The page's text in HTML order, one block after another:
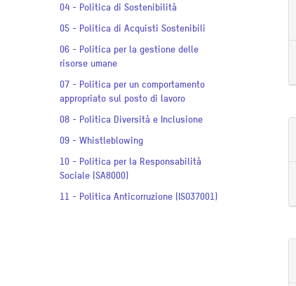
04 - Politica di Sostenibilità
05 - Politica di Acquisti Sostenibili
06 - Politica per la gestione delle
risorse umane
07 - Politica per un comportamento
appropriato sul posto di lavoro
08 - Politica Diversità e Inclusione
09 - Whistleblowing
10 - Politica per la Responsabilità
Sociale (SA8000)
11 - Politica Anticorruzione (ISO37001)